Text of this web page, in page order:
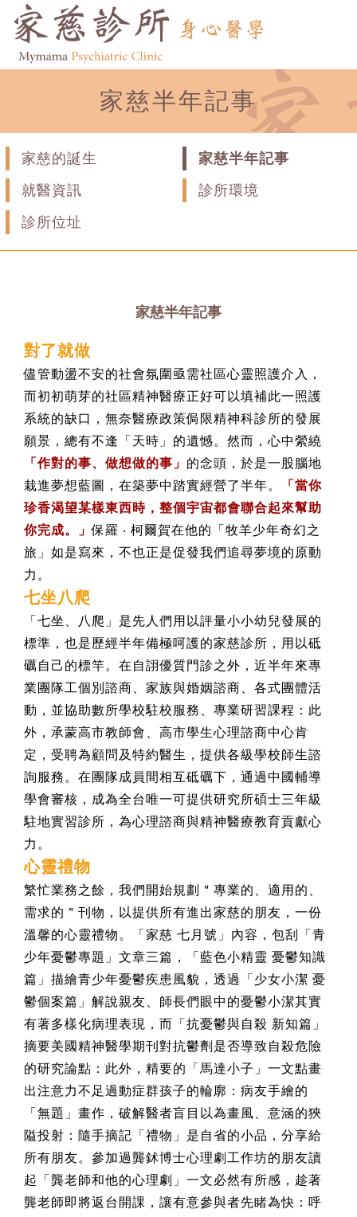
家慈半年記事
家慈的誕生
家慈半年記事
就醫資訊
診所環境
診所位址
家慈半年記事
對了就做
儘管動盪不安的社會氛圍亟需社區心靈照護介入，
而初初萌芽的社區精神醫療正好可以填補此一照護
系統的缺口，無奈醫療政策侷限精神科診所的發展
願景，總有不逢「天時」的遺憾。然而，心中縈繞
「作對的事、做想做的事」 的念頭，於是一股腦地
栽進夢想藍圖，在築夢中踏實經營了半年。
「當你
珍香渴望某樣東西時，整個宇宙都會聯合起來幫助
你完成。」保羅 ‧ 柯爾賀在他的「牧羊少年奇幻之
旅」如是寫來，不也正是促發我們追尋夢境的原動
力。
七坐八爬
「七坐、八爬」是先人們用以評量小小幼兒發展的
標準，也是歷經半年備極呵護的家慈診所，用以砥
礪自己的標竿。在自詡優質門診之外，近半年來專
業團隊工個別諮商、家族與婚姻諮商、各式團體活
動，並協助數所學校駐校服務、專業研習課程：此
外，承蒙高市教師會、高市學生心理諮商中心肯
定，受聘為顧問及特約醫生，提供各級學校師生諮
詢服務。在團隊成員間相互砥礪下，通過中國輔導
學會審核，成為全台唯一可提供研究所碩士三年級
駐地實習診所，為心理諮商與精神醫療教育貢獻心
力。
心靈禮物
繁忙業務之餘，我們開始規劃＂專業的、適用的、
需求的＂刊物，以提供所有進出家慈的朋友，一份
溫馨的心靈禮物。「家慈 七月號」內容，包刮「青
少年憂鬱專題」文章三篇，「藍色小精靈 憂鬱知識
篇」描繪青少年憂鬱疾患風貌，透過「少女小潔 憂
鬱個案篇」解說親友、師長們眼中的憂鬱小潔其實
有著多樣化病理表現，而「抗憂鬱與自殺 新知篇」
摘要美國精神醫學期刊對抗鬱劑是否導致自殺危險
的研究論點：此外，精要的「馬達小子」一文點畫
出注意力不足過動症群孩子的輪廓：病友手繪的
「無題」畫作，破解醫者盲目以為畫風、意涵的狹
隘投射：隨手摘記「禮物」是自省的小品，分享給
所有朋友。參加過龔鉥博士心理劇工作坊的朋友讀
起「龔老師和他的心理劇」一文必然有所感，趁著
龔老師即將返台開課，讓有意參與者先睹為快：呼